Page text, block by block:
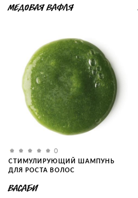
МЕДОВАЯ ВАФЛЯ
0
СТИМУЛИРУЮЩИЙ ШАМПУНЬ
ДЛЯ РОСТА ВОЛОС
ВАСАБИ